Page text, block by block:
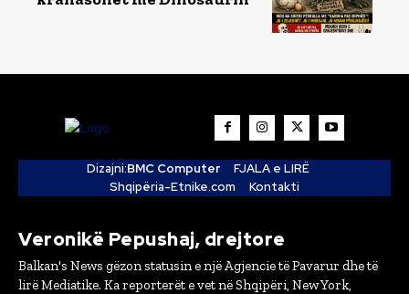
Dizajni:BMC Computer
FJALA e LIRË
Shqipëria-Etnike.com
Kontakti
Veronikë Pepushaj, drejtore
Balkan's News gëzon statusin e një Agjencie të Pavarur dhe të
lirë Mediatike. Ka reporterët e vet në Shqipëri, New York,